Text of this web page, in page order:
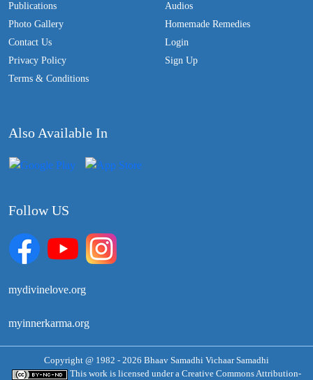
Publications
Photo Gallery
Contact Us
Privacy Policy
Terms & Conditions
Audios
Homemade Remedies
Login
Sign Up
Also Available In
Follow US
mydivinelove.org
myinnerkarma.org
Copyright @ 1982 - 2026 Bhaav Samadhi Vichaar Samadhi
This work is licensed under a Creative Commons Attribution-